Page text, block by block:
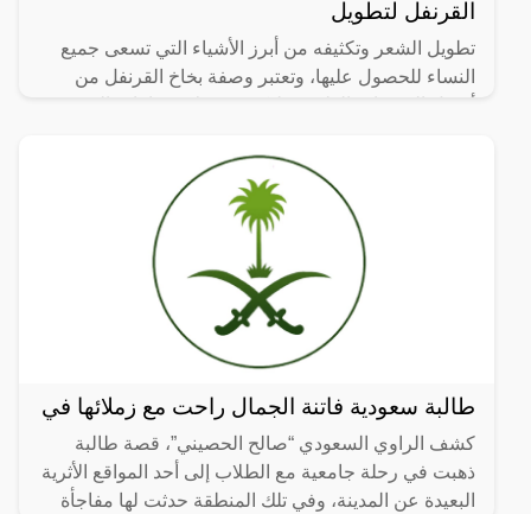
القرنفل لتطويل
تطويل الشعر وتكثيفه من أبرز الأشياء التي تسعى جميع
النساء للحصول عليها، وتعتبر وصفة بخاخ القرنفل من
طالبة سعودية فاتنة الجمال راحت مع زملائها في
كشف الراوي السعودي “صالح الحصيني”، قصة طالبة
ذهبت في رحلة جامعية مع الطلاب إلى أحد المواقع الأثرية
البعيدة عن المدينة، وفي تلك المنطقة حدثت لها مفاجأة